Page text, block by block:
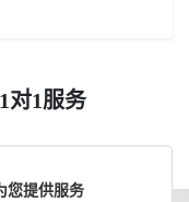
对1服务
您提供服务